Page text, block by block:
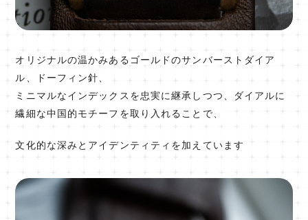
オリジナルの温かみあるゴールドのサンバーストダイア
ル、ドーフィン針、
ミニマルなインデックスを忠実に継承しつつ、ダイアルに
繊細な中国的モチーフを取り入れることで、
文化的な深みとアイデンティティを加えています